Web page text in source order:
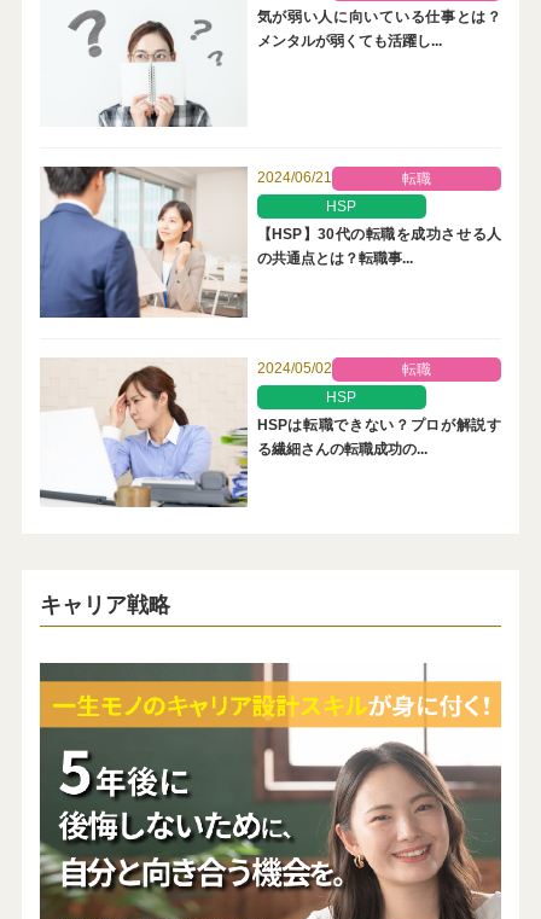
気が弱い人に向いている仕事とは？
メンタルが弱くても活躍し...
2024/06/21
転職
HSP
【HSP】30代の転職を成功させる人
の共通点とは？転職事...
2024/05/02
転職
HSP
HSPは転職できない？プロが解説す
る繊細さんの転職成功の...
キャリア戦略